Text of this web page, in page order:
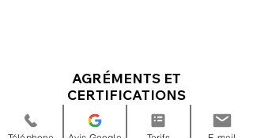
AGRÉMENTS ET
CERTIFICATIONS
Tous nos intervenants sont agréés
Certibiocide et disposent d'une assurance